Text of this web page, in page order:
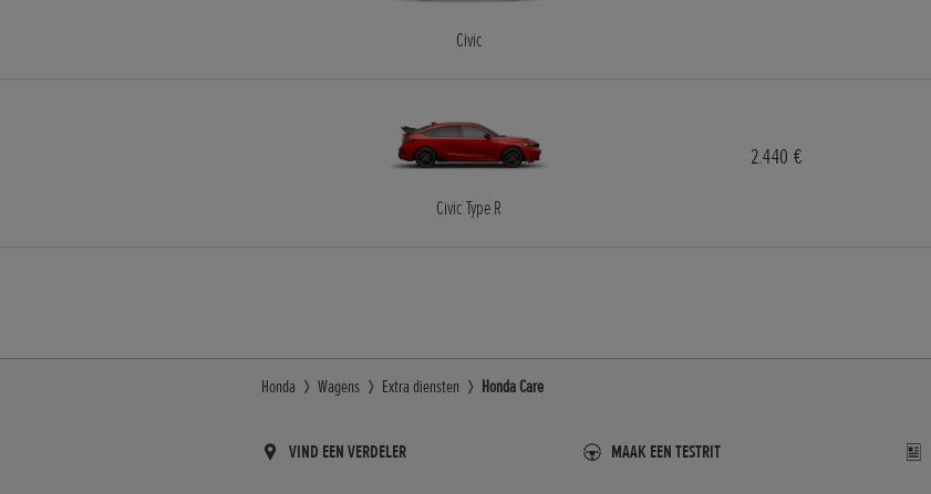
Civic
Civic Type R
2.440 €
Honda Wagens Extra diensten Honda Care
VIND EEN VERDELER MAAK EEN TESTRIT